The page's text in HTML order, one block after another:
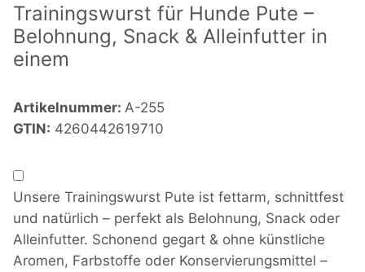
Trainingswurst für Hunde Pute –
Belohnung, Snack & Alleinfutter in
einem
Artikelnummer: A-255
GTIN: 4260442619710
Unsere Trainingswurst Pute ist fettarm, schnittfest
und natürlich – perfekt als Belohnung, Snack oder
Alleinfutter. Schonend gegart & ohne künstliche
Aromen, Farbstoffe oder Konservierungsmittel –